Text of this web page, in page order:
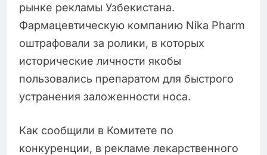
рынке рекламы Узбекистана.
Фармацевтическую компанию Nika Pharm
оштрафовали за ролики, в которых
исторические личности якобы
пользовались препаратом для быстрого
устранения заложенности носа.
Как сообщили в Комитете по
конкуренции, в рекламе лекарственного